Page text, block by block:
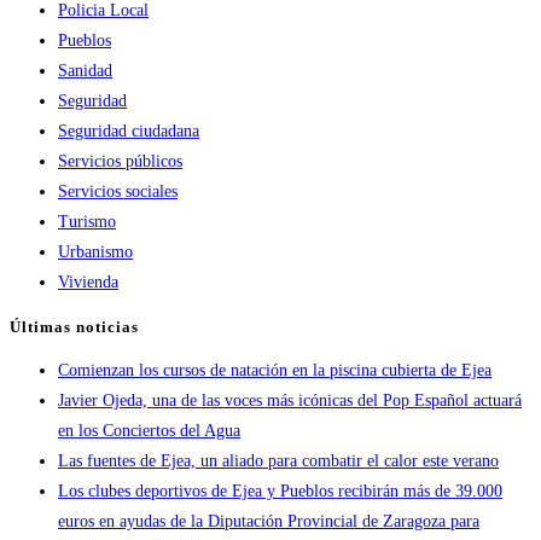
Policia Local
Pueblos
Sanidad
Seguridad
Seguridad ciudadana
Servicios públicos
Servicios sociales
Turismo
Urbanismo
Vivienda
Últimas noticias
Comienzan los cursos de natación en la piscina cubierta de Ejea
Javier Ojeda, una de las voces más icónicas del Pop Español actuará
en los Conciertos del Agua
Las fuentes de Ejea, un aliado para combatir el calor este verano
Los clubes deportivos de Ejea y Pueblos recibirán más de 39.000
euros en ayudas de la Diputación Provincial de Zaragoza para